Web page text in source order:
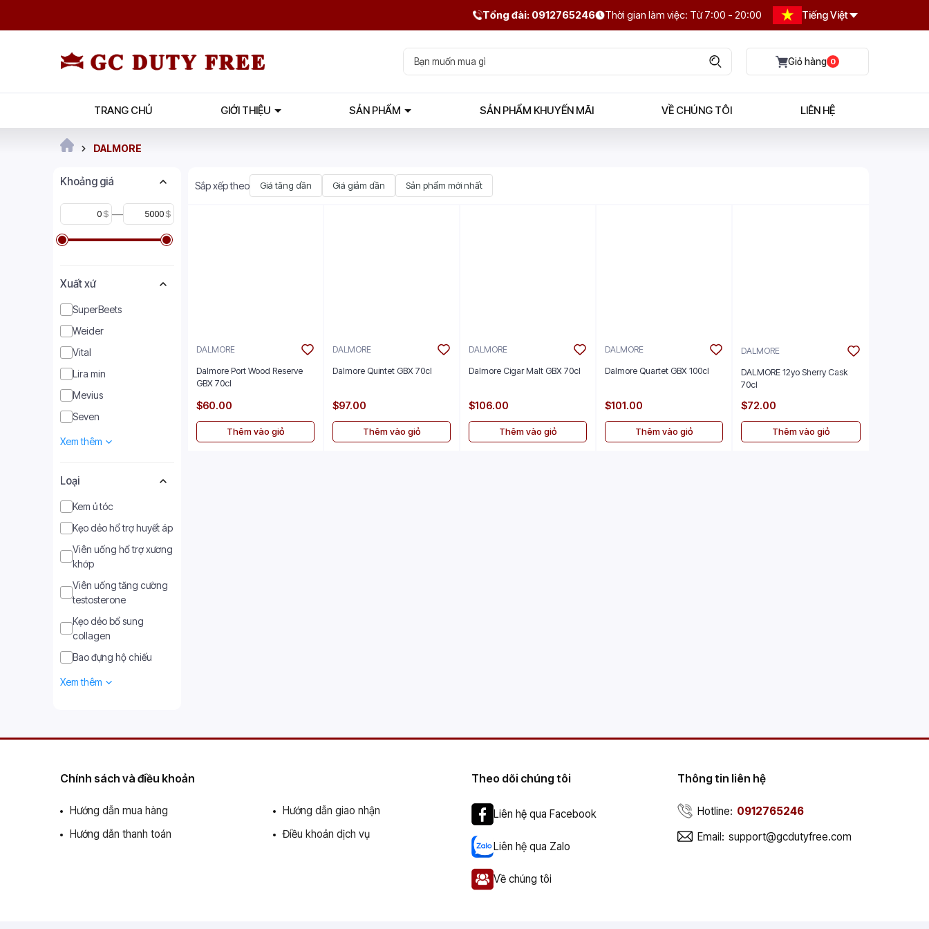
Tổng đài: 0912765246 Thời gian làm việc: Từ 7:00 - 20:00 Tiếng Việt
0
TRANG CHỦ GIỚI THIỆU SẢN PHẨM SẢN PHẨM KHUYẾN MÃI VỀ CHÚNG TÔI LIÊN HỆ
DALMORE
Sắp xếp theo Giá tăng dần Giá giảm dần Sản phẩm mới nhất
DALMORE
Dalmore Port Wood Reserve
GBX 70cl
$60.00
Thêm vào giỏ
DALMORE
Dalmore Quintet GBX 70cl
$97.00
Thêm vào giỏ
DALMORE
Dalmore Cigar Malt GBX 70cl
$106.00
Thêm vào giỏ
DALMORE
Dalmore Quartet GBX 100cl
$101.00
Thêm vào giỏ
DALMORE
DALMORE 12yo Sherry Cask
70cl
$72.00
Thêm vào giỏ
Khoảng giá
$ — $
Xuất xứ
SuperBeets
Weider
Vital
Lira min
Mevius
Seven
Xem thêm
Loại
Kem ủ tóc
Kẹo dẻo hổ trợ huyết áp
Viên uống hổ trợ xương
khớp
Viên uống tăng cường
testosterone
Kẹo dẻo bổ sung
collagen
Bao đựng hộ chiếu
Xem thêm
Chính sách và điều khoản
Hướng dẫn mua hàng
Hướng dẫn thanh toán
Hướng dẫn giao nhận
Điều khoản dịch vụ
Theo dõi chúng tôi
Liên hệ qua Facebook
Liên hệ qua Zalo
Về chúng tôi
Thông tin liên hệ
Hotline: 0912765246
Email: support@gcdutyfree.com